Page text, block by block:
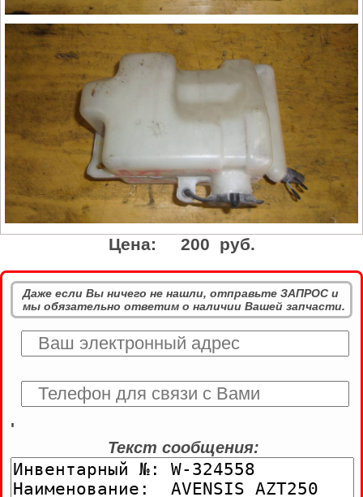
Цена: 200 руб.
Даже если Вы ничего не нашли, отправьте ЗАПРОС и
мы обязательно ответим о наличии Вашей запчасти.
'
Текст сообщения: